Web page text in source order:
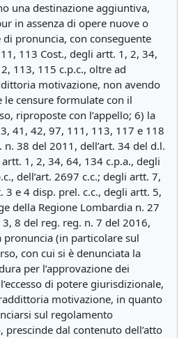
una destinazione aggiuntiva,
in assenza di opere nuove o
di pronuncia, con conseguente
113 Cost., degli artt. 1, 2, 34,
113, 115 c.p.c., oltre ad
motivazione, non avendo
le censure formulate con il
riproposte con l’appello; 6) la
41, 42, 97, 111, 113, 117 e 118
n. 38 del 2011, dell’art. 34 del d.l.
1, 2, 34, 64, 134 c.p.a., degli
dell’art. 2697 c.c.; degli artt. 7,
3 e 4 disp. prel. c.c., degli artt. 5,
della Regione Lombardia n. 27
8 del reg. reg. n. 7 del 2016,
pronuncia (in particolare sul
con cui si è denunciata la
per l’approvazione dei
di potere giurisdizionale,
motivazione, in quanto
sul regolamento
dal contenuto dell’atto